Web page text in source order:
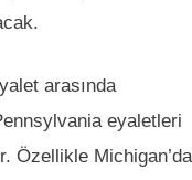
arasında
eyaletleri
Özellikle Michigan’da